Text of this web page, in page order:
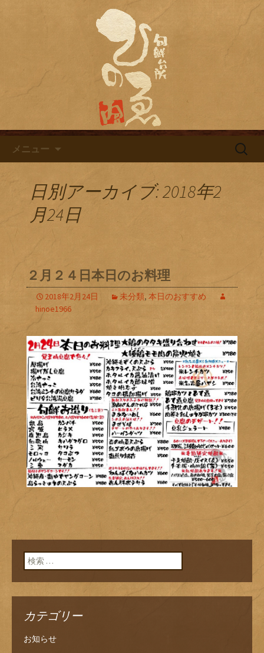
名古屋市栄にある居酒屋「旬鮮
台所ひのゑ」のブログ
名古屋市栄にある居酒屋「旬鮮台所ひ
のゑ（ひのえ）」。豊富な焼酎と海鮮
料理を中心とした、お酒に合う肴を楽
しめるお店です。季節で変わるおすす
めメニューや日替わりランチの新着情
報を随時更新中。
メニュー
検
日別アーカイブ: 2018年2
月24日
２月２４日本日のお料理
2018年2月24日 未分類, 本日のおすすめ
hinoe1966
検索:
カテゴリー
お知らせ